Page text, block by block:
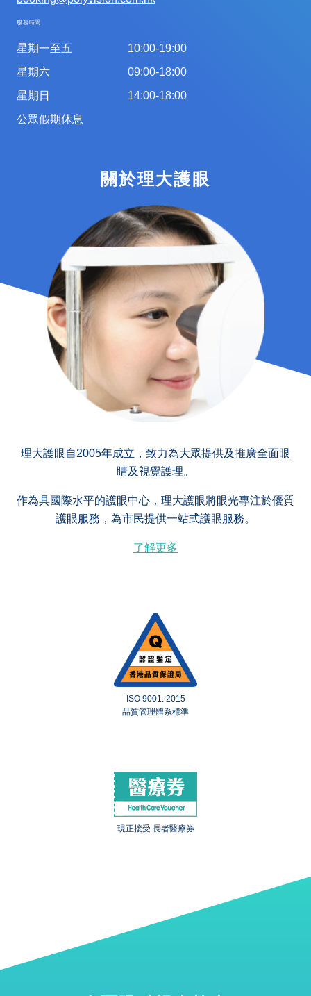
服務時間
星期一至五
星期六
星期日
公眾假期休息
10:00-19:00
09:00-18:00
14:00-18:00
關於理大護眼
理大護眼自2005年成立，致力為大眾提供及推廣全面眼
睛及視覺護理。
作為具國際水平的護眼中心，理大護眼將眼光專注於優質
護眼服務，為市民提供一站式護眼服務。
了解更多
ISO 9001: 2015
品質管理體系標準
現正接受 長者醫療券